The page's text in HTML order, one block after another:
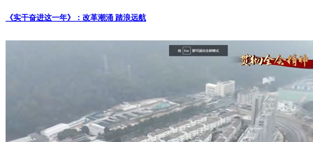
《实干奋进这一年》：改革潮涌 踏浪远航